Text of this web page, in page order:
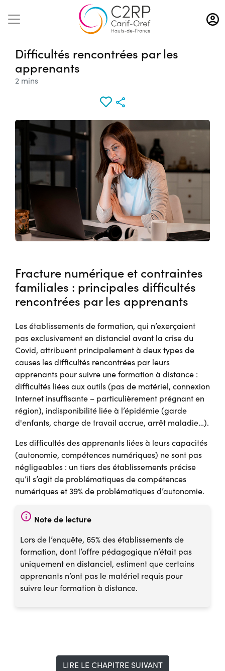
Aller
au
contenu
Difficultés rencontrées par les
apprenants
2 mins
Fracture numérique et contraintes
familiales : principales difficultés
rencontrées par les apprenants
Les établissements de formation, qui n’exerçaient
pas exclusivement en distanciel avant la crise du
Covid, attribuent principalement à deux types de
causes les difficultés rencontrées par leurs
apprenants pour suivre une formation à distance :
difficultés liées aux outils (pas de matériel, connexion
Internet insuffisante – particulièrement prégnant en
région), indisponibilité liée à l’épidémie (garde
d'enfants, charge de travail accrue, arrêt maladie…).
Les difficultés des apprenants liées à leurs capacités
(autonomie, compétences numériques) ne sont pas
négligeables : un tiers des établissements précise
qu’il s’agit de problématiques de compétences
numériques et 39% de problématiques d’autonomie.
info Note de lecture
Lors de l’enquête, 65% des établissements de
formation, dont l’offre pédagogique n’était pas
uniquement en distanciel, estiment que certains
apprenants n’ont pas le matériel requis pour
suivre leur formation à distance.
LIRE LE CHAPITRE SUIVANT